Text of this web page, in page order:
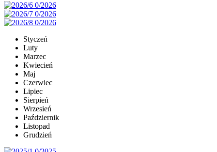
Styczeń
Luty
Marzec
Kwiecień
Maj
Czerwiec
Lipiec
Sierpień
Wrzesień
Październik
Listopad
Grudzień